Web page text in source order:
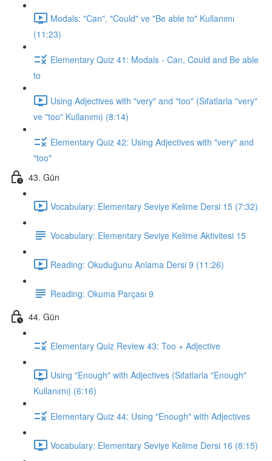
Modals: "Can", "Could" ve "Be able to" Kullanımı
(11:23)
Elementary Quiz 41: Modals - Can, Could and Be able
to
Using Adjectives with "very" and "too" (Sıfatlarla "very"
ve "too" Kullanımı) (8:14)
Elementary Quiz 42: Using Adjectives with "very" and
"too"
43. Gün
Vocabulary: Elementary Seviye Kelime Dersi 15 (7:32)
Vocabulary: Elementary Seviye Kelime Aktivitesi 15
Reading: Okuduğunu Anlama Dersi 9 (11:26)
Reading: Okuma Parçası 9
44. Gün
Elementary Quiz Review 43: Too + Adjective
Using "Enough" with Adjectives (Sıfatlarla "Enough"
Kullanımı) (6:16)
Elementary Quiz 44: Using "Enough" with Adjectives
Vocabulary: Elementary Seviye Kelime Dersi 16 (8:15)